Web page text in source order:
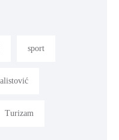
sport
Turizam